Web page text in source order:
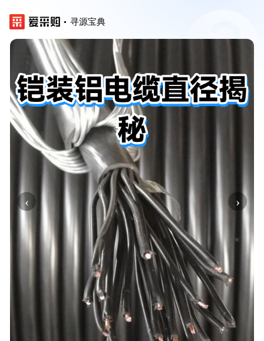
寻源宝典
‹ ›